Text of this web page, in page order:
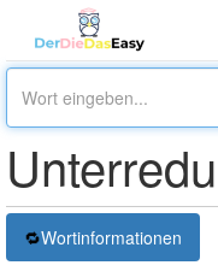
Wortinformationen